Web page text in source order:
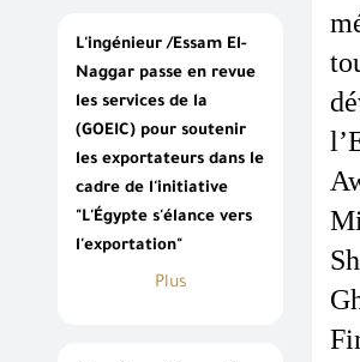
L'ingénieur /Essam El-
Naggar passe en revue
les services de la
(GOEIC) pour soutenir
les exportateurs dans le
cadre de l'initiative
"L'Égypte s'élance vers
l'exportation"
Plus